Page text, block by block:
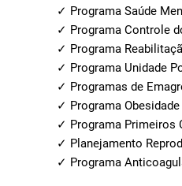
✓ Programa Saúde
✓ Programa Controle
✓ Programa
✓ Programa Unidade
✓ Programas de
✓ Programa Obesidade
✓ Programa Primeiros
✓ Planejamento
✓ Programa